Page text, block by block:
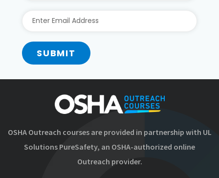
SUBMIT
OSHA Outreach courses are provided in partnership with UL
Solutions PureSafety, an OSHA-authorized online
Outreach provider.